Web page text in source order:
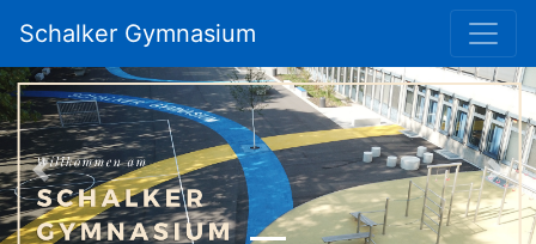
Schalker Gymnasium
Previous